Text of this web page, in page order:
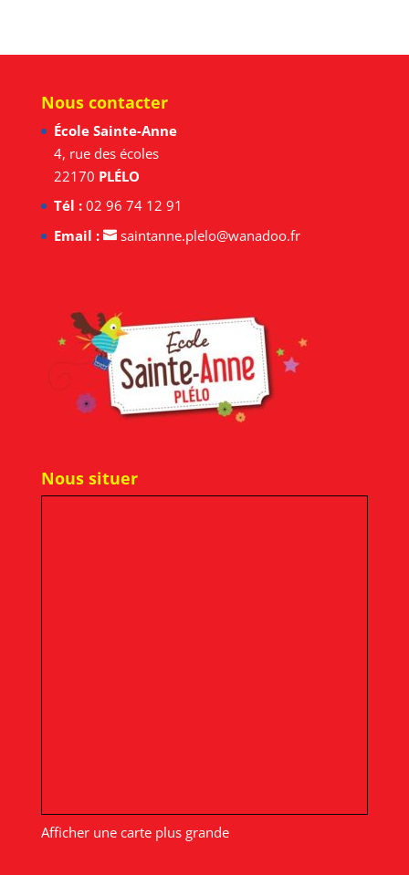
Nous contacter
École Sainte-Anne
4, rue des écoles
22170 PLÉLO
Tél :02 96 74 12 91
Email :
saintanne.plelo@wanadoo.fr
Nous situer
Afficher une carte plus grande